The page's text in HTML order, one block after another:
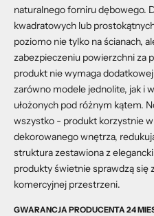
naturalnego forniru dębowego.
kwadratowych lub
poziomo nie tylko na ścianach,
zabezpieczeniu powierzchni za
produkt nie wymaga
zarówno modele jednolite, jak i
ułożonych pod różnym kątem.
wszystko - produkt korzystnie
dekorowanego wnętrza,
struktura zestawiona z
produkty świetnie sprawdzą się
komercyjnej przestrzeni.
GWARANCJA PRODUCENTA 24